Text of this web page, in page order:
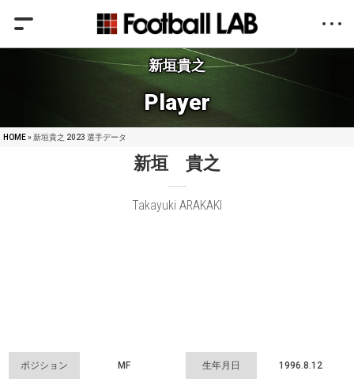
新垣貴之
Player
HOME» 新垣貴之 2023 選手データ
新垣 貴之
Takayuki ARAKAKI
ポジション MF 生年月日 1996.8.12